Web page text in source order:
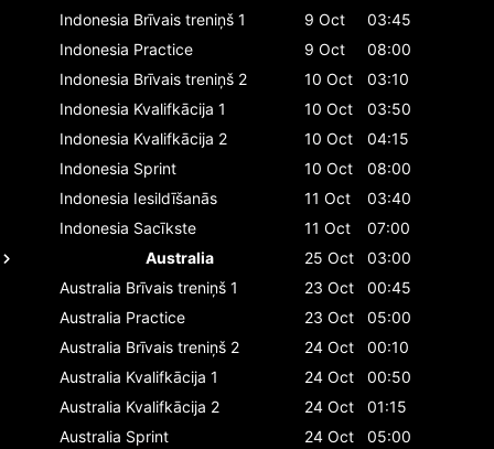
Indonesia Brīvais treniņš 1 9 Oct
03:45
Indonesia Practice 9 Oct
08:00
Indonesia Brīvais treniņš 2 10 Oct
03:10
Indonesia Kvalifkācija 1 10 Oct
03:50
Indonesia Kvalifkācija 2 10 Oct
04:15
Indonesia Sprint 10 Oct
08:00
Indonesia Iesildīšanās 11 Oct
03:40
Indonesia Sacīkste 11 Oct
07:00
Australia
25 Oct
03:00
Australia Brīvais treniņš 1 23 Oct
00:45
Australia Practice 23 Oct
05:00
Australia Brīvais treniņš 2 24 Oct
00:10
Australia Kvalifkācija 1 24 Oct
00:50
Australia Kvalifkācija 2 24 Oct
01:15
Australia Sprint 24 Oct
05:00